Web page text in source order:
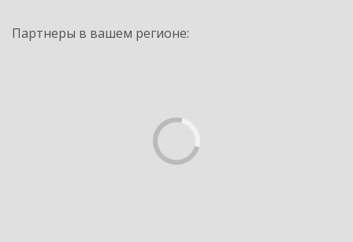
Партнеры в вашем регионе: